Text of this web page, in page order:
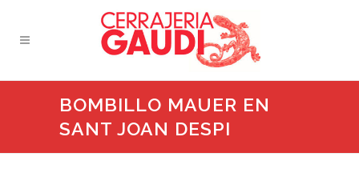
BOMBILLO MAUER EN
SANT JOAN DESPI